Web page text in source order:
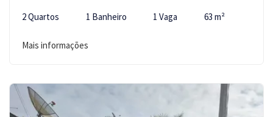
2 Quartos 1 Banheiro 1 Vaga 63 m²
Mais informações